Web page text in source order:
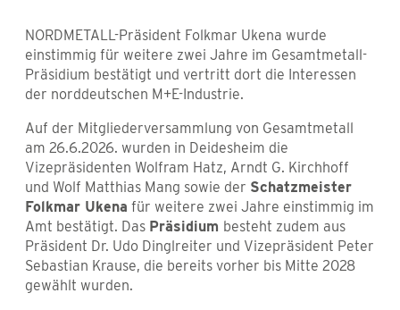
NORDMETALL-Präsident Folkmar Ukena wurde
einstimmig für weitere zwei Jahre im Gesamtmetall-
Präsidium bestätigt und vertritt dort die Interessen
der norddeutschen M+E-Industrie.
Auf der Mitgliederversammlung von Gesamtmetall
am 26.6.2026. wurden in Deidesheim die
Vizepräsidenten Wolfram Hatz, Arndt G. Kirchhoff
und Wolf Matthias Mang sowie der Schatzmeister
Folkmar Ukena für weitere zwei Jahre einstimmig im
Amt bestätigt. Das Präsidium besteht zudem aus
Präsident Dr. Udo Dinglreiter und Vizepräsident Peter
Sebastian Krause, die bereits vorher bis Mitte 2028
gewählt wurden.